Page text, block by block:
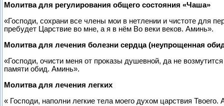
Молитва для регулирования общего состояния «Чаша»
«Господи, сохрани все члены мои в нетлении и чистоте для
пребудет Царствие во мне, а я в нём Во веки веков. Аминь».
Молитва для лечения болезни сердца (неупрощенная
«Господи, очисти меня от проказы душевной, да не
памяти обид. Аминь».
Молитва для лечения легких
« Господи, наполни легкие тела моего духом царствия Твоего.